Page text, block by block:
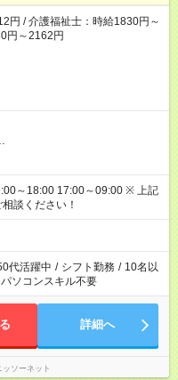
円 / 介護福祉士：時給1830円～
円～2162円
18:00 17:00～09:00 ※ 上記
談ください！
代活躍中 / シフト勤務 / 10名以
パソコンスキル不要
詳細へ
ソーネット